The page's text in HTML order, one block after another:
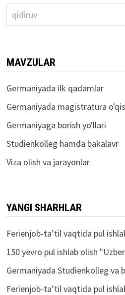
Qidirshish:
MAVZULAR
Germaniyada ilk qadamlar
Germaniyada magistratura
Germaniyaga borish yo'llari
Studienkolleg hamda bakalavr
Viza olish va jarayonlar
YANGI SHARHLAR
Ferienjob-ta’til vaqtida pul
150 yevro pul ishlab olish "
Germaniyada Studienkolleg va
Ferienjob-ta’til vaqtida pul